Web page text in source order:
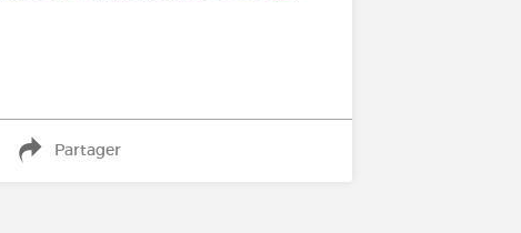
Partager